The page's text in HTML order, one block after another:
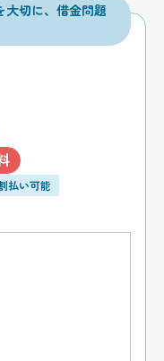
大切に、借金問題
払い可能